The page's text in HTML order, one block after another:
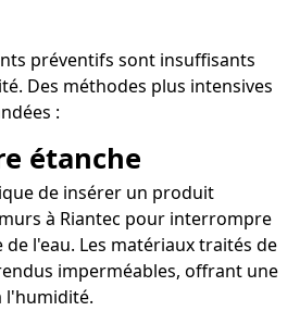
préventifs sont insuffisants
Des méthodes plus intensives
:
étanche
de insérer un produit
à Riantec pour interrompre
de l'eau. Les matériaux traités de
imperméables, offrant une
l'humidité.